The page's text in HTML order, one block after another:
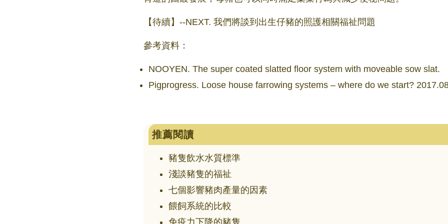
【待續】--NEXT. 我們將談到出生仔豬的照護相關福祉問題
參考資料：
NOOYEN. The super coated slatted floor system with moveable sow slat.
Pigprogress. Loose house farrowing systems – where do we start?
推薦閱讀
豬隻飲水水質標準
淺談豬隻的福祉
七個影響豬肉產量的因素
餵飼系統的比較